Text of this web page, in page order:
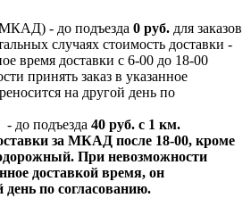
- до подъезда 0 руб. для заказов
случаях стоимость доставки -
время доставки с 6-00 до 18-00
принять заказ в указанное
на другой день по
- до подъезда 40 руб. с 1 км.
за МКАД после 18-00, кроме
При невозможности
доставкой время, он
день по согласованию.